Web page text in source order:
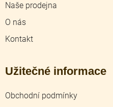
Naše prodejna
O nás
Kontakt
Užitečné informace
Obchodní podmínky